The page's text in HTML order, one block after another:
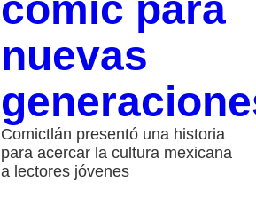
nuevas
Comictlán presentó una historia
para acercar la cultura mexicana
a lectores jóvenes